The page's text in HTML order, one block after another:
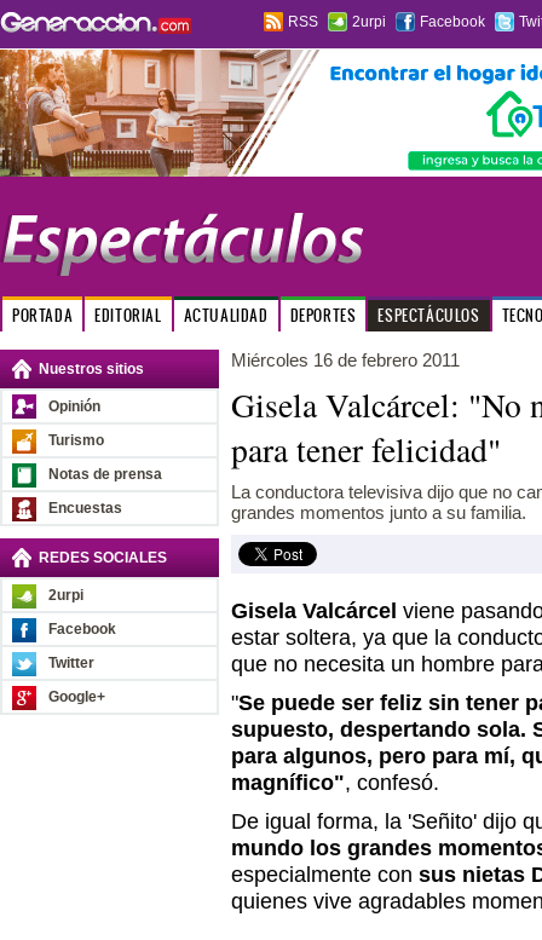
RSS 2urpi Facebook
PORTADA EDITORIAL ACTUALIDAD DEPORTES ESPECTÁCULOS
Nuestros sitios
Opinión
Turismo
Notas de prensa
Encuestas
REDES SOCIALES
2urpi
Facebook
Twitter
Google+
Miércoles 16 de febrero 2011
Gisela Valcárcel: "No
para tener felicidad"
La conductora televisiva dijo que no
grandes momentos junto a su familia.
Gisela Valcárcel viene
estar soltera, ya que la
que no necesita un hombre
"Se puede ser feliz sin tener
supuesto, despertando sola.
para algunos, pero para mí,
magnífico", confesó.
De igual forma, la 'Señito' dijo
mundo los grandes
especialmente con sus nietas
quienes vive agradables